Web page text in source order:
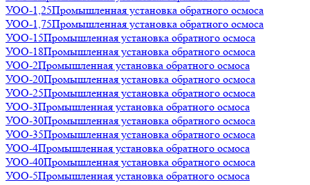
УОО-1,25Промышленная установка обратного осмоса
УОО-1,75Промышленная установка обратного осмоса
УОО-15Промышленная установка обратного осмоса
УОО-18Промышленная установка обратного осмоса
УОО-2Промышленная установка обратного осмоса
УОО-20Промышленная установка обратного осмоса
УОО-25Промышленная установка обратного осмоса
УОО-3Промышленная установка обратного осмоса
УОО-30Промышленная установка обратного осмоса
УОО-35Промышленная установка обратного осмоса
УОО-4Промышленная установка обратного осмоса
УОО-40Промышленная установка обратного осмоса
УОО-5Промышленная установка обратного осмоса